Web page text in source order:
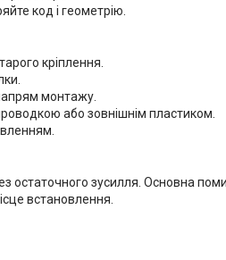
код і геометрію.
кріплення.
монтажу.
або зовнішнім пластиком.
остаточного зусилля. Основна
встановлення.